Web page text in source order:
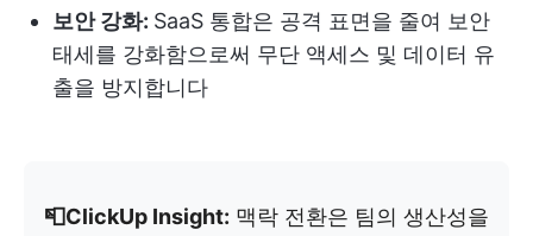
보안 강화: SaaS 통합은 공격 표면을 줄여 보안
태세를 강화함으로써 무단 액세스 및 데이터 유
출을 방지합니다
📮ClickUp Insight: 맥락 전환은 팀의 생산성을